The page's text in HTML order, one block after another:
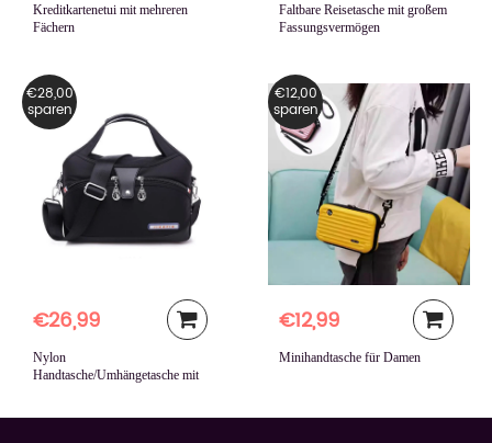
Kreditkartenetui mit mehreren
Fächern
Faltbare Reisetasche mit großem
Fassungsvermögen
€28,00
sparen
€26,99
Nylon
Handtasche/Umhängetasche mit
€12,00
sparen
€12,99
Minihandtasche für Damen